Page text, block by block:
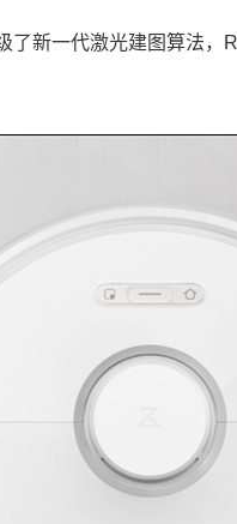
了新一代激光建图算法，